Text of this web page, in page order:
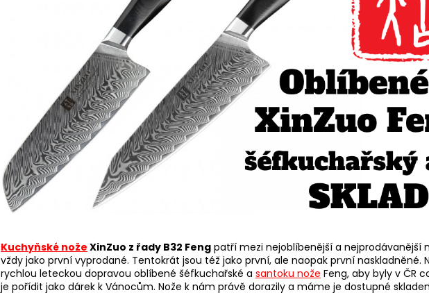
Kuchyňské nože XinZuo z řady B32 Feng patří mezi nejoblíbenější a nejprodávanější
vždy jako první vyprodané. Tentokrát jsou též jako první, ale naopak první naskladněné.
rychlou leteckou dopravou oblíbené šéfkuchařské a santoku nože Feng, aby byly v ČR
je pořídit jako dárek k Vánocům. Nože k nám právě dorazily a máme je dostupné